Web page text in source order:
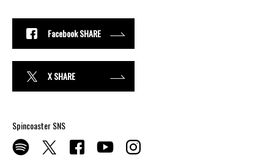
Facebook SHARE
X SHARE
Spincoaster SNS